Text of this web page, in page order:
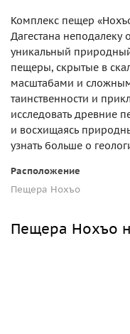
Комплекс пещер
Дагестана неподалеку
уникальный
пещеры, скрытые в
масштабами и
таинственности и
исследовать древние
и восхищаясь
узнать больше о
Расположение
Пещера Нохъо
Пещера Нохъо